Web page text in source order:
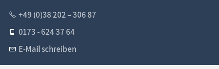
+49 (0)38 202 – 306 87
0173 - 624 37 64
E-Mail schreiben